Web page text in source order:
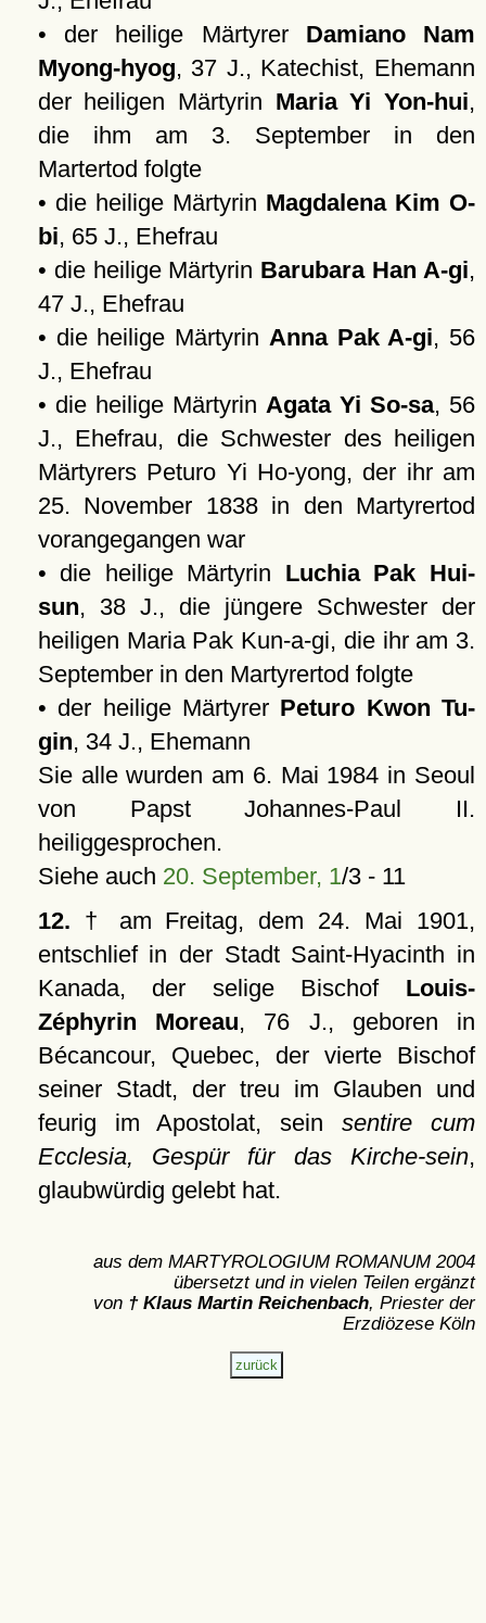
• der heilige Märtyrer Damiano Nam
Myong-hyog, 37 J., Katechist, Ehemann
der heiligen Märtyrin Maria Yi Yon-hui,
die ihm am 3. September in den
Martertod folgte
• die heilige Märtyrin Magdalena Kim O-
bi, 65 J., Ehefrau
• die heilige Märtyrin Barubara Han A-gi,
47 J., Ehefrau
• die heilige Märtyrin Anna Pak A-gi, 56
J., Ehefrau
• die heilige Märtyrin Agata Yi So-sa, 56
J., Ehefrau, die Schwester des heiligen
Märtyrers Peturo Yi Ho-yong, der ihr am
25. November 1838 in den Martyrertod
vorangegangen war
• die heilige Märtyrin Luchia Pak Hui-
sun, 38 J., die jüngere Schwester der
heiligen Maria Pak Kun-a-gi, die ihr am 3.
September in den Martyrertod folgte
• der heilige Märtyrer Peturo Kwon Tu-
gin, 34 J., Ehemann
Sie alle wurden am 6. Mai 1984 in Seoul
von Papst Johannes-Paul II.
heiliggesprochen.
Siehe auch 20. September, 1/3 - 11
12. † am Freitag, dem 24. Mai 1901,
entschlief in der Stadt Saint-Hyacinth in
Kanada, der selige Bischof Louis-
Zéphyrin Moreau, 76 J., geboren in
Bécancour, Quebec, der vierte Bischof
seiner Stadt, der treu im Glauben und
feurig im Apostolat, seinsentire cum
Ecclesia, Gespür für das Kirche-sein,
glaubwürdig gelebt hat.
aus dem MARTYROLOGIUM ROMANUM 2004
übersetzt und in vielen Teilen ergänzt
von † Klaus Martin Reichenbach, Priester der
Erzdiözese Köln